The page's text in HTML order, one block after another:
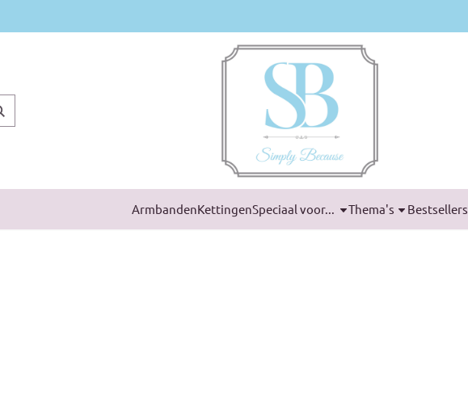
ArmbandenKettingenSpeciaal voor... Thema's Bestsellers